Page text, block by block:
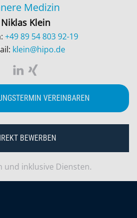
Medizin
Niklas Klein
+49 89 54 803 92-19
klein@hipo.de
VEREINBAREN
BEWERBEN
und inklusive Diensten.